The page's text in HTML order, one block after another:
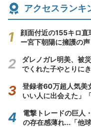
アクセスランキ
顔面付近の155キロ
ー宮下朝陽に擁護の
ダレノガレ明美、被
でくれた子やとりに
登録者60万超人気
いい人に出会えた」
電撃トレードの巨人
の存在感薄れ...「他